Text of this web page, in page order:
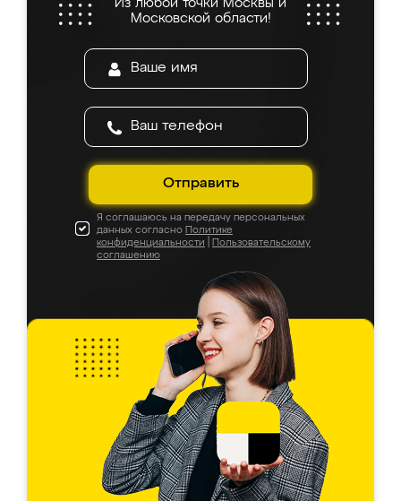
Из любой точки Москвы и
Московской области!
Отправить
Я соглашаюсь на передачу персональных
данных согласно Политике
конфиденциальности
Пользовательскому
соглашению